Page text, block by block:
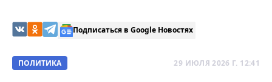
Подписаться в Google Новостях
ПОЛИТИКА 29 ИЮЛЯ 2026 Г. 12:41